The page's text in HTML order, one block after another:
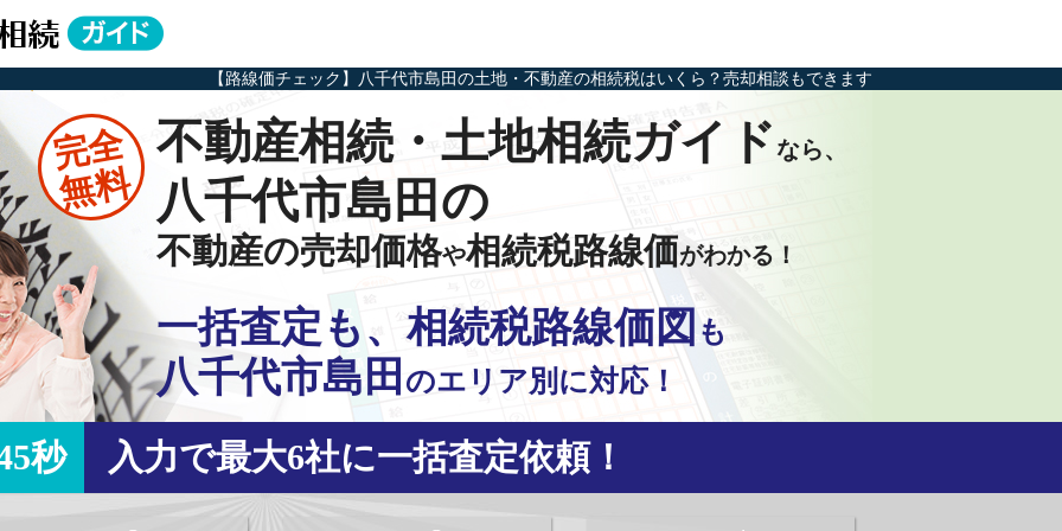
【路線価チェック】八千代市島田の土地・不動産の相続税はいくら？売却相談もできます
完全
無料
不動産相続・土地相続ガイドなら、
八千代市島田の
不動産の売却価格や相続税路線価がわかる！
一括査定も、相続税路線価図 も
八千代市島田 のエリア別に対応！
秒 入力で最大6社に一括査定依頼！